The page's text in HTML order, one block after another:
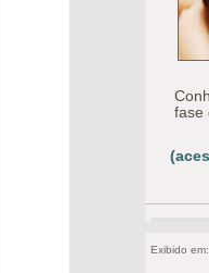
fase
Exibido